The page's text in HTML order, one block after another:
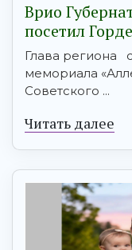
Врио
посетил
Глава региона
мемориала
Советского ...
Читать далее